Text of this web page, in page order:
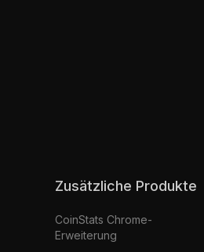
Zusätzliche Produkte
CoinStats Chrome-
Erweiterung